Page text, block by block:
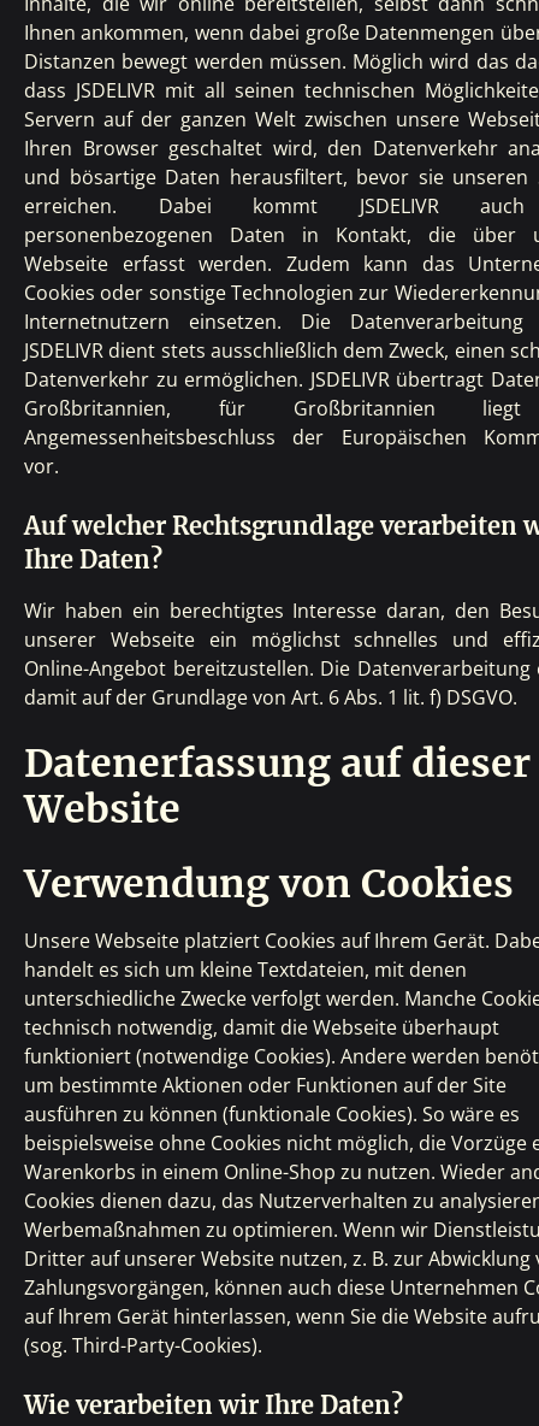
Ihnen ankommen, wenn dabei große Datenmengen
Distanzen bewegt werden müssen. Möglich wird das
dass JSDELIVR mit all seinen technischen
Servern auf der ganzen Welt zwischen unsere
Ihren Browser geschaltet wird, den Datenverkehr
und bösartige Daten herausfiltert, bevor sie unseren
erreichen. Dabei kommt JSDELIVR
personenbezogenen Daten in Kontakt, die über
Webseite erfasst werden. Zudem kann das
Cookies oder sonstige Technologien zur
Internetnutzern einsetzen. Die Datenverarbeitung
JSDELIVR dient stets ausschließlich dem Zweck, einen
Datenverkehr zu ermöglichen. JSDELIVR übertragt
Großbritannien, für Großbritannien
Angemessenheitsbeschluss der Europäischen
vor.
Auf welcher Rechtsgrundlage verarbeiten
Ihre Daten?
Wir haben ein berechtigtes Interesse daran, den
unserer Webseite ein möglichst schnelles und
Online-Angebot bereitzustellen. Die Datenverarbeitung
damit auf der Grundlage von Art. 6 Abs. 1 lit. f) DSGVO.
Datenerfassung auf dieser
Website
Verwendung von Cookies
Unsere Webseite platziert Cookies auf Ihrem Gerät.
handelt es sich um kleine Textdateien, mit denen
unterschiedliche Zwecke verfolgt werden. Manche
technisch notwendig, damit die Webseite überhaupt
funktioniert (notwendige Cookies). Andere werden
um bestimmte Aktionen oder Funktionen auf der Site
ausführen zu können (funktionale Cookies). So wäre es
beispielsweise ohne Cookies nicht möglich, die Vorzüge
Warenkorbs in einem Online-Shop zu nutzen. Wieder
Cookies dienen dazu, das Nutzerverhalten zu
Werbemaßnahmen zu optimieren. Wenn wir
Dritter auf unserer Website nutzen, z. B. zur Abwicklung
Zahlungsvorgängen, können auch diese Unternehmen
auf Ihrem Gerät hinterlassen, wenn Sie die Website
(sog. Third-Party-Cookies).
Wie verarbeiten wir Ihre Daten?